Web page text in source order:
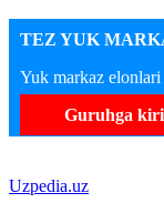
TEZ YUK
Yuk markaz
Guruhga
Uzpedia.uz